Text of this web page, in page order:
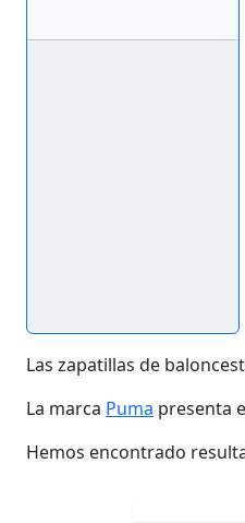
Las zapatillas de
La marca Puma presenta
Hemos encontrado